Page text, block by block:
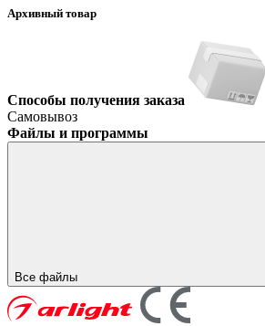
Архивный товар
Способы получения заказа
Самовывоз
Файлы и программы
Все файлы